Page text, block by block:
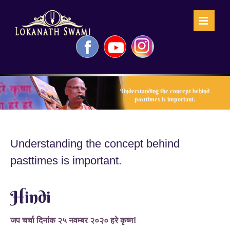
FacebookYouTubeInstagram
Understanding the concept behind
pasttimes is important.
Understanding the concept behind
pasttimes is important.
Hindi
जप चर्चा दिनांक २५ नवम्बर २०२० हरे कृष्ण!